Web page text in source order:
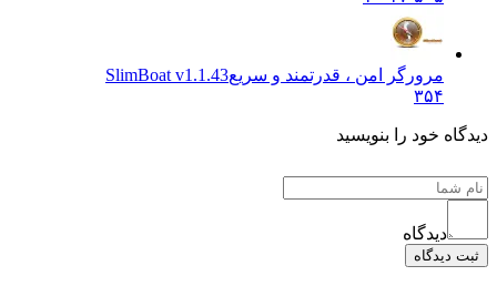
مرورگر امن ، قدرتمند و سریعSlimBoat v1.1.43
خود را بنویسید
دیدگاه
دیدگاه